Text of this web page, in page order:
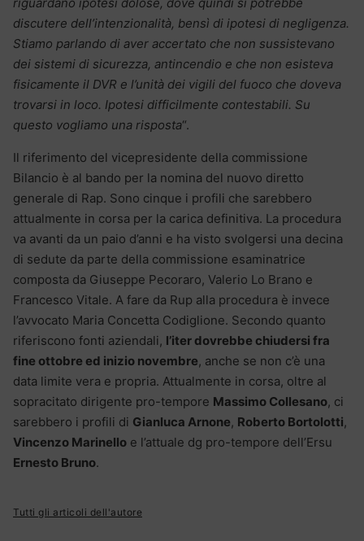
discutere dell’intenzionalità, bensì di ipotesi di negligenza.
Stiamo parlando di aver accertato che non sussistevano
dei sistemi di sicurezza, antincendio e che non esisteva
fisicamente il DVR e l’unità dei vigili del fuoco che doveva
trovarsi in loco. Ipotesi difficilmente contestabili. Su
questo vogliamo una risposta“.
Il riferimento del vicepresidente della commissione
Bilancio è al bando per la nomina del nuovo diretto
generale di Rap. Sono cinque i profili che sarebbero
attualmente in corsa per la carica definitiva. La procedura
va avanti da un paio d’anni e ha visto svolgersi una decina
di sedute da parte della commissione esaminatrice
composta da Giuseppe Pecoraro, Valerio Lo Brano e
Francesco Vitale. A fare da Rup alla procedura è invece
l’avvocato Maria Concetta Codiglione. Secondo quanto
riferiscono fonti aziendali, l’iter dovrebbe chiudersi fra
fine ottobre ed inizio novembre, anche se non c’è una
data limite vera e propria. Attualmente in corsa, oltre al
sopracitato dirigente pro-tempore Massimo Collesano, ci
sarebbero i profili di Gianluca Arnone, Roberto Bortolotti,
Vincenzo Marinello e l’attuale dg pro-tempore dell’Ersu
Ernesto Bruno.
Tutti gli articoli dell'autore